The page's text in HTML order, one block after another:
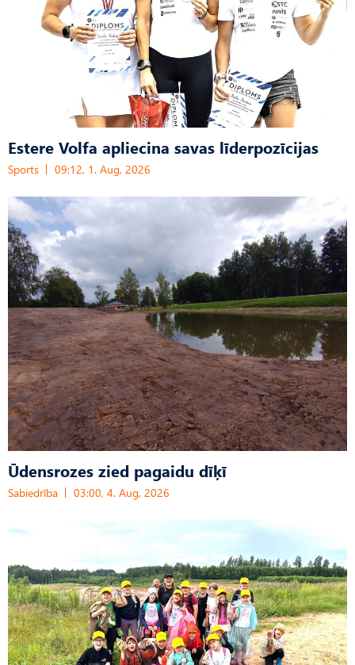
Estere Volfa apliecina savas līderpozīcijas
Sports 09:12, 1. Aug, 2026
Ūdensrozes zied pagaidu dīķī
Sabiedrība 03:00, 4. Aug, 2026